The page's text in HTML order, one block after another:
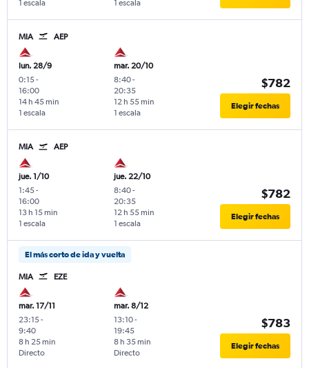
1 escala 1 escala
MIA AEP
lun. 28/9
0:15-
16:00
1 escala
14 h 45 min
mar. 20/10
8:40-
20:35
1 escala
12 h 55 min
$782
Elegir fechas
MIA AEP
jue. 1/10
1:45-
16:00
1 escala
13 h 15 min
jue. 22/10
8:40-
20:35
1 escala
12 h 55 min
$782
Elegir fechas
El más corto de ida y vuelta
MIA EZE
mar. 17/11
23:15-
9:40
Directo
8 h 25 min
mar. 8/12
13:10-
19:45
Directo
8 h 35 min
$783
Elegir fechas